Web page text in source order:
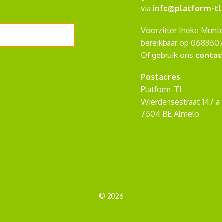
via info@platform-
Voorzitter Ineke
bereikbaar op
Of gebruik ons
Postadres
Platform-TL
Wierdensestraat 147 a
7604 BE Almelo
© 2026